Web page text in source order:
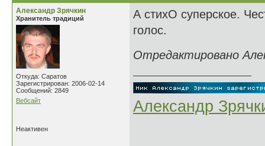
Александр Зрячкин
Хранитель традиций
Откуда: Саратов
Зарегистрирован: 2006-02-14
Сообщений: 2849
Вебсайт
А стихО суперское.
голос.
Отредактировано
Александр
Неактивен